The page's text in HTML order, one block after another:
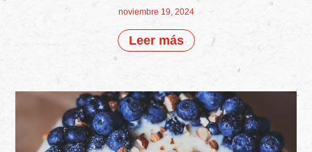
noviembre 19, 2024
Leer más